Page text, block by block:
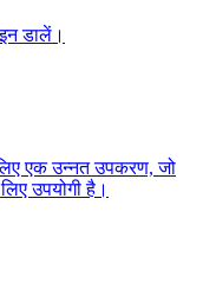
डालें।
एक उन्नत उपकरण, जो
उपयोगी है।